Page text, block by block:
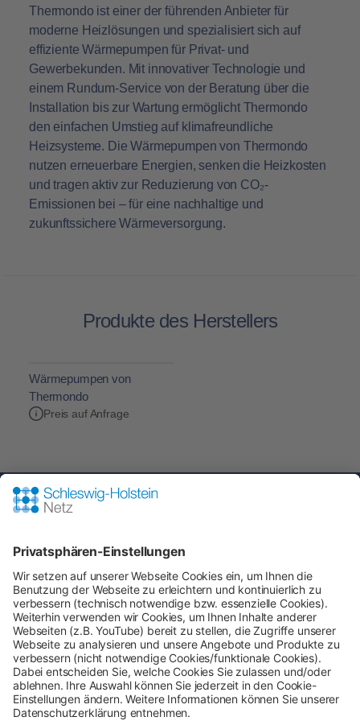
Thermondo ist einer der führenden Anbieter für
moderne Heizlösungen und spezialisiert sich auf
effiziente Wärmepumpen für Privat- und
Gewerbekunden. Mit innovativer Technologie und
einem Rundum-Service von der Beratung über die
Installation bis zur Wartung ermöglicht Thermondo
den einfachen Umstieg auf klimafreundliche
Heizsysteme. Die Wärmepumpen von Thermondo
nutzen erneuerbare Energien, senken die Heizkosten
und tragen aktiv zur Reduzierung von CO₂-
Emissionen bei – für eine nachhaltige und
zukunftssichere Wärmeversorgung.
Produkte des Herstellers
Wärmepumpen von
Thermondo
Preis auf Anfrage
Nehmen Sie mit uns Kontakt auf
Bei Fragen an den Netz- und Messstellenbetreiber
Shop-Service
Zahlung & Versand